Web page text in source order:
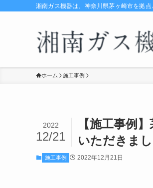
湘南ガス機器は、神奈川県茅ヶ崎市を拠
ホーム 施工事例
【施工事例
いただきまし
2022
12/21
施工事例 2022年12月21日